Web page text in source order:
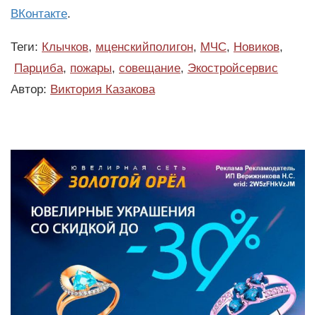
ВКонтакте.
Теги: Клычков, мценскийполигон, МЧС, Новиков,
Парциба, пожары, совещание, Экостройсервис
Автор: Виктория Казакова